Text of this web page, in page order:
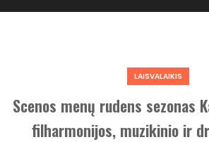
LAISVALAIKIS
Scenos menų rudens sezonas
filharmonijos, muzikinio ir